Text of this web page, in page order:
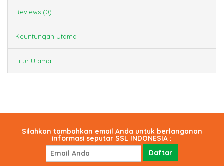
Reviews (0)
Keuntungan Utama
Fitur Utama
Silahkan tambahkan email Anda untuk berlanganan
informasi seputar SSL INDONESIA :